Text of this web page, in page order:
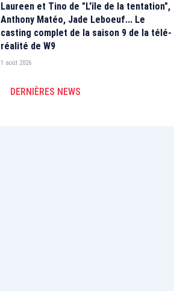
Laureen et Tino de "L'île de la tentation",
Anthony Matéo, Jade Leboeuf... Le
casting complet de la saison 9 de la télé-
réalité de W9
1 août 2026
DERNIÈRES NEWS